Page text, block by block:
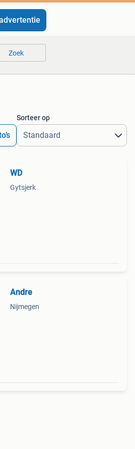
Zoek
Sorteer op
WD
Gytsjerk
Andre
Nijmegen